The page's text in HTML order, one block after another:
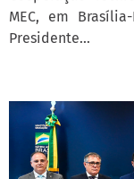
MEC, em
Presidente...